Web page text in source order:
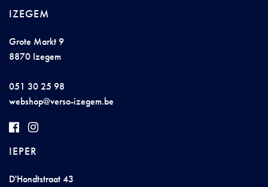
IZEGEM
Grote Markt 9
8870 Izegem
051 30 25 98
webshop@verso-izegem.be
IEPER
D'Hondtstraat 43